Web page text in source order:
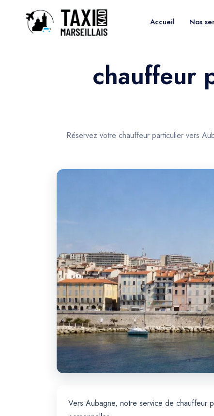
Accueil Nos
chauffeur
Réservez votre chauffeur particulier vers
Vers Aubagne, notre service de chauffeur